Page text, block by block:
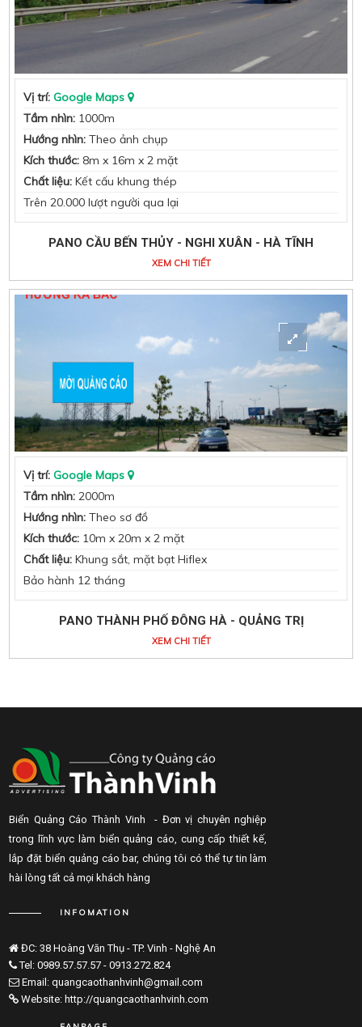
Vị trí: Google Maps
Tầm nhìn: 1000m
Hướng nhìn: Theo ảnh chụp
Kích thước: 8m x 16m x 2 mặt
Chất liệu: Kết cấu khung thép
Trên 20.000 lượt người qua lại
PANO CẦU BẾN THỦY - NGHI XUÂN - HÀ TĨNH
XEM CHI TIẾT
Vị trí: Google Maps
Tầm nhìn: 2000m
Hướng nhìn: Theo sơ đồ
Kích thước: 10m x 20m x 2 mặt
Chất liệu: Khung sắt, mặt bạt Hiflex
Bảo hành 12 tháng
PANO THÀNH PHỐ ĐÔNG HÀ - QUẢNG TRỊ
XEM CHI TIẾT
Biển Quảng Cáo Thành Vinh - Đơn vị chuyên nghiệp
trong lĩnh vực làm biển quảng cáo, cung cấp thiết kế,
lắp đặt biển quảng cáo bar, chúng tôi có thể tự tin làm
hài lòng tất cả mọi khách hàng
INFOMATION
ĐC: 38 Hoàng Văn Thụ - TP. Vinh - Nghệ An
Tel: 0989.57.57.57 - 0913.272.824
Email: quangcaothanhvinh@gmail.com
Website: http://quangcaothanhvinh.com